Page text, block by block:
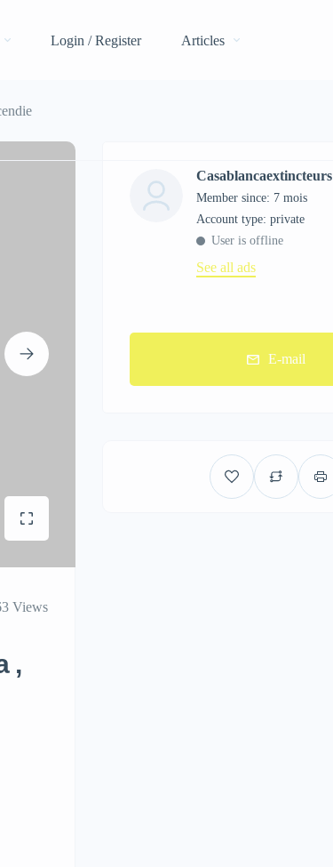
Login / Register Articles
Views
,
Casablancaextincteurs
Member since: 7 mois
account type: private
User is offline
See all ads
E-mail